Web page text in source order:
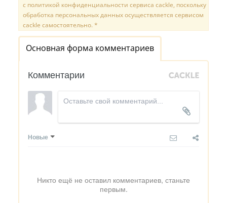
с политикой конфиденциальности сервиса cackle, поскольку
обработка персональных данных осуществляется сервисом
cackle самостоятельно. *
Основная форма комментариев
Комментарии
Новые
Никто ещё не оставил комментариев, станьте
первым.